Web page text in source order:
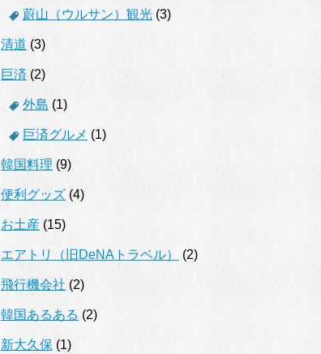
蔚山（ウルサン）観光 (3)
清道 (3)
巨済 (2)
外島 (1)
巨済グルメ (1)
韓国料理 (9)
便利グッズ (4)
お土産 (15)
エアトリ（旧DeNAトラベル） (2)
飛行機会社 (2)
韓国あるある (2)
新大久保 (1)